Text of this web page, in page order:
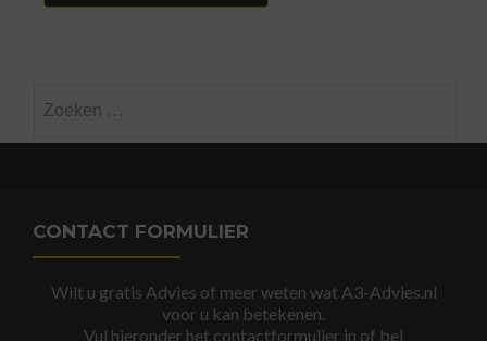
naar:
CONTACT FORMULIER
Wilt u gratis Advies of meer weten wat A3-Advies.nl
voor u kan betekenen.
Vul hieronder het contactformulier in of bel